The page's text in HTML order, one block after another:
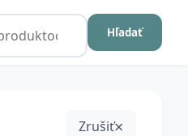
Hľadať
Zrušiť